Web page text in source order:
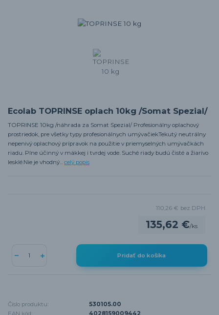
Ecolab TOPRINSE oplach 10kg /Somat Spezial/
TOPRINSE 10kg /náhrada za Somat Spezial/ Profesionálny oplachový
prostriedok, pre všetky typy profesionálnych umývačiekTekutý neutrálny
nepenivý oplachový prípravok na použitie v priemyselných umývačkách
riadu. Plne účinný v mäkkej i tvrdej vode. Suché riady budú čisté a žiarivo
lesklé.Nie je vhodný... celý popis
135,62 €/ks
110,26 € bez DPH
Pridať do košíka
Číslo produktu:
530105.00
EAN kód:
4028159009442